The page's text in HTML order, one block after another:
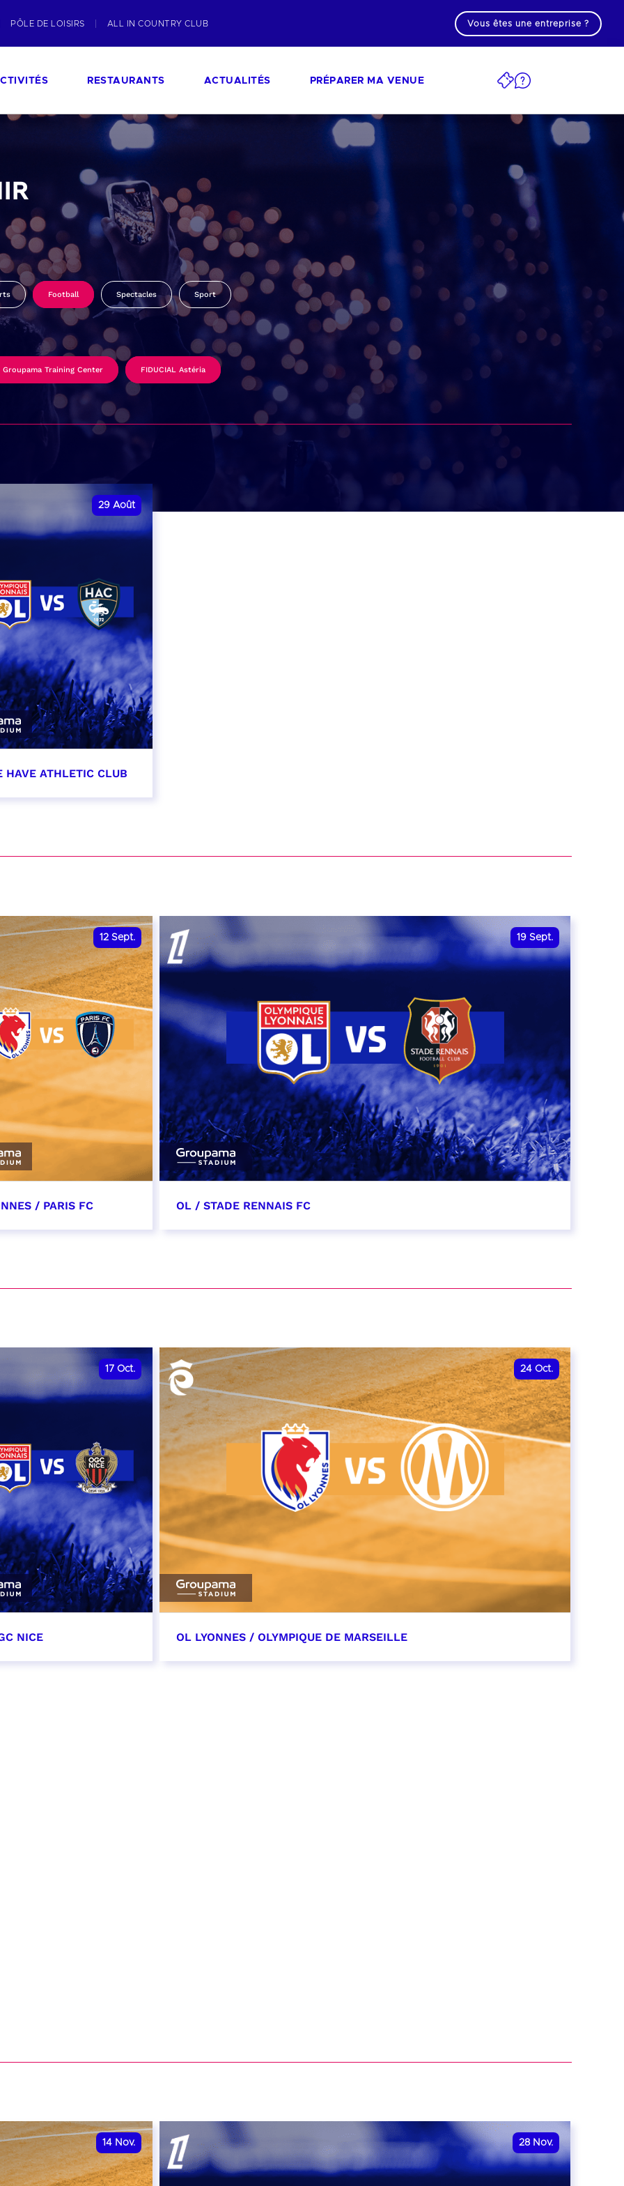
PÔLE DE LOISIRS ALL IN COUNTRY CLUB Vous êtes une entreprise ?
RESTAURANTS ACTUALITÉS PRÉPARER MA VENUE
Football Spectacles Sport
Groupama Training Center FIDUCIAL Astéria
29 Août
HAVE ATHLETIC CLUB
12 Sept.
/ PARIS FC
19 Sept.
OL / STADE RENNAIS FC
RÉSERVER
17 Oct.
NICE
24 Oct.
OL LYONNES / OLYMPIQUE DE MARSEILLE
14 Nov. 28 Nov.